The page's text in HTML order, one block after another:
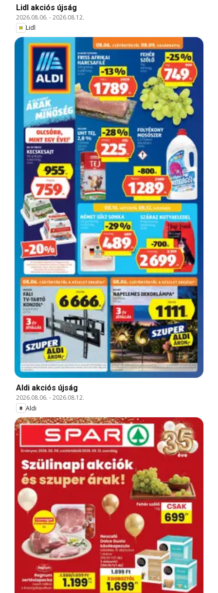
Lidl akciós újság
2026.08.06. -2026.08.12.
Lidl
Aldi akciós újság
2026.08.06. -2026.08.12.
Aldi